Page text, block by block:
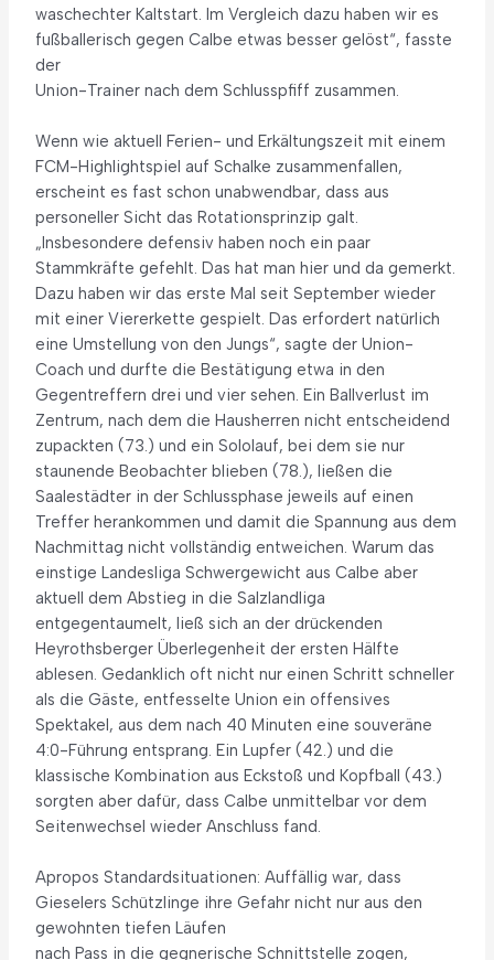
waschechter Kaltstart. Im Vergleich dazu haben wir es
fußballerisch gegen Calbe etwas besser gelöst“, fasste
der
Union-Trainer nach dem Schlusspfiff zusammen.
Wenn wie aktuell Ferien- und Erkältungszeit mit einem
FCM-Highlightspiel auf Schalke zusammenfallen,
erscheint es fast schon unabwendbar, dass aus
personeller Sicht das Rotationsprinzip galt.
„Insbesondere defensiv haben noch ein paar
Stammkräfte gefehlt. Das hat man hier und da gemerkt.
Dazu haben wir das erste Mal seit September wieder
mit einer Viererkette gespielt. Das erfordert natürlich
eine Umstellung von den Jungs“, sagte der Union-
Coach und durfte die Bestätigung etwa in den
Gegentreffern drei und vier sehen. Ein Ballverlust im
Zentrum, nach dem die Hausherren nicht entscheidend
zupackten (73.) und ein Sololauf, bei dem sie nur
staunende Beobachter blieben (78.), ließen die
Saalestädter in der Schlussphase jeweils auf einen
Treffer herankommen und damit die Spannung aus dem
Nachmittag nicht vollständig entweichen. Warum das
einstige Landesliga Schwergewicht aus Calbe aber
aktuell dem Abstieg in die Salzlandliga
entgegentaumelt, ließ sich an der drückenden
Heyrothsberger Überlegenheit der ersten Hälfte
ablesen. Gedanklich oft nicht nur einen Schritt schneller
als die Gäste, entfesselte Union ein offensives
Spektakel, aus dem nach 40 Minuten eine souveräne
4:0-Führung entsprang. Ein Lupfer (42.) und die
klassische Kombination aus Eckstoß und Kopfball (43.)
sorgten aber dafür, dass Calbe unmittelbar vor dem
Seitenwechsel wieder Anschluss fand.
Apropos Standardsituationen: Auffällig war, dass
Gieselers Schützlinge ihre Gefahr nicht nur aus den
gewohnten tiefen Läufen
nach Pass in die gegnerische Schnittstelle zogen,